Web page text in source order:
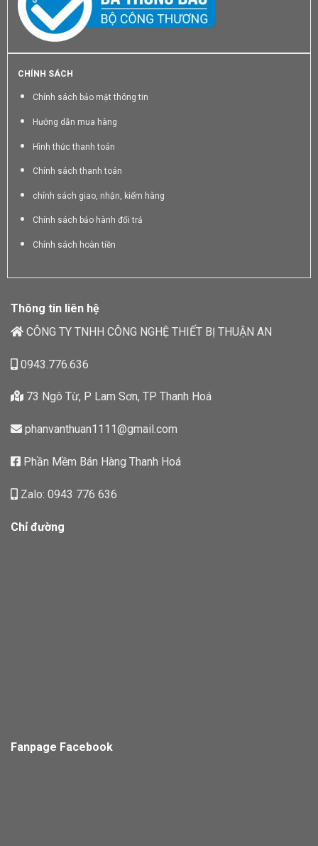
CHÍNH SÁCH
Chính sách bảo mật thông tin
Hướng dẫn mua hàng
Hình thức thanh toán
Chính sách thanh toán
chính sách giao, nhận, kiểm hàng
Chính sách bảo hành đổi trả
Chính sách hoàn tiền
Thông tin liên hệ
CÔNG TY TNHH CÔNG NGHỆ THIẾT BỊ THUẬN AN
0943.776.636
73 Ngô Từ, P Lam Sơn, TP Thanh Hoá
phanvanthuan1111@gmail.com
Phần Mềm Bán Hàng Thanh Hoá
Zalo: 0943 776 636
Chỉ đường
Fanpage Facebook